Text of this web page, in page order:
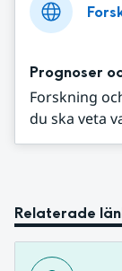
Prognoser
Forskning
du ska veta
Relaterade